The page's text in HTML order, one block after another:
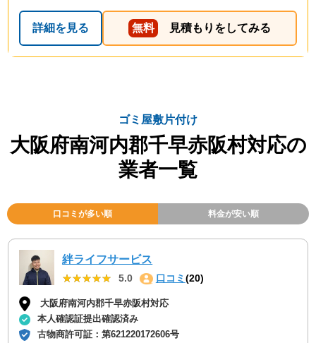
詳細を見る 無料 見積もりをしてみる
ゴミ屋敷片付け
大阪府南河内郡千早赤阪村対応の
業者一覧
口コミが多い順 料金が安い順
絆ライフサービス
★★★★★
★★★★★ 5.0 口コミ (20)
大阪府南河内郡千早赤阪村対応
本人確認証提出確認済み
古物商許可証：第621220172606号